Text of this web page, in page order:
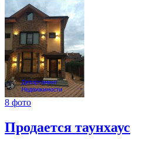
8 фото
Продается таунхаус